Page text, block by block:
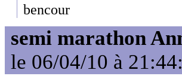
bencour
semi marathon
le 06/04/10 à